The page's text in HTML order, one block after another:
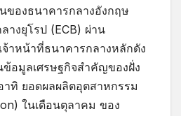
ของธนาคารกลางอังกฤษ
างยุโรป (ECB) ผ่าน
จ้าหน้าที่ธนาคารกลางหลักดัง
ข้อมูลเศรษฐกิจสำคัญของฝั่ง
ทิ ยอดผลผลิตอุตสาหกรรม
ในเดือนตุลาคม ของ